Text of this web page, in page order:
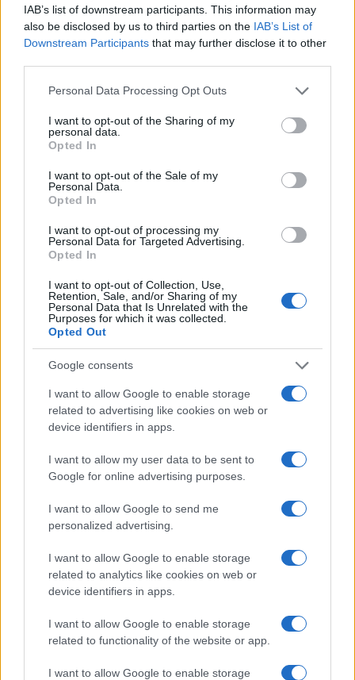
IAB’s list of downstream participants. This information may
also be disclosed by us to third parties on the IAB’s List of
Downstream Participants that may further disclose it to other
Please note that this website/app uses one or more Google
not limited to your visit or usage behaviour. You may click to
grant or deny consent to Google and its third-party tags to
use your data for below specified purposes in below Google
consent section.
Personal Data Processing Opt Outs
I want to opt-out of the Sharing of my
personal data.
Opted In
I want to opt-out of the Sale of my
Personal Data.
Opted In
I want to opt-out of processing my
Personal Data for Targeted Advertising.
Opted In
I want to opt-out of Collection, Use,
Retention, Sale, and/or Sharing of my
Personal Data that Is Unrelated with the
Purposes for which it was collected.
Opted Out
Google consents
I want to allow Google to enable storage
related to advertising like cookies on web or
device identifiers in apps.
I want to allow my user data to be sent to
Google for online advertising purposes.
I want to allow Google to send me
personalized advertising.
I want to allow Google to enable storage
related to analytics like cookies on web or
device identifiers in apps.
I want to allow Google to enable storage
related to functionality of the website or app.
I want to allow Google to enable storage
Scoperte carcasse di moto e motori in container
destinati al Senegal
NOTIZIE
Nuova Zelanda: ondata di freddo eccezionale porta
neve a bassa quota
Francesca Lombardi · 4 Ago 2026
PIÙ LETTI
Elettrici e Musica in Sinfonia
Formazza e Valle Antrona